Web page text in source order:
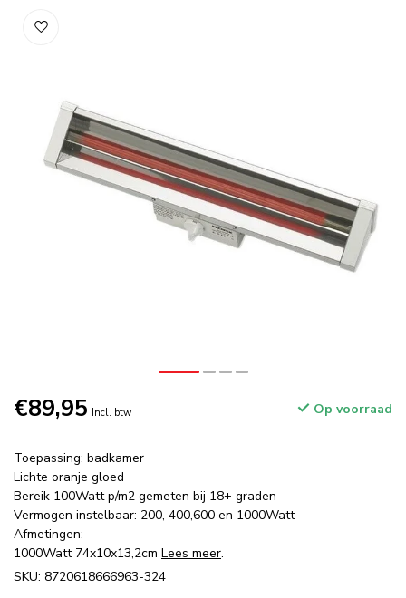
€89,95 Incl. btw Op voorraad
Toepassing: badkamer
Lichte oranje gloed
Bereik 100Watt p/m2 gemeten bij 18+ graden
Vermogen instelbaar: 200, 400,600 en 1000Watt
Afmetingen:
1000Watt 74x10x13,2cm Lees meer.
SKU: 8720618666963-324